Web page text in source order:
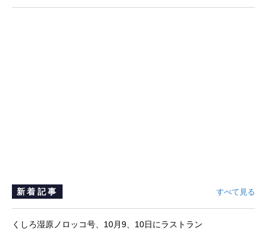
新着記事 すべて見る
くしろ湿原ノロッコ号、10月9、10日にラストラン